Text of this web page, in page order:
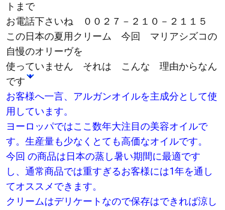
トまで
お電話下さいね ００２７－２１０－２１１５
この日本の夏用クリーム 今回 マリアシズコの
自慢のオリーヴを
使っていません それは こんな 理由からなん
です
お客様へ一言、アルガンオイルを主成分として使
用しています。
ヨーロッパではここ数年大注目の美容オイルで
す。生産量も少なくとても高価なオイルです。
今回 の商品は日本の蒸し暑い期間に最適です
し、通常商品では重すぎるお客様には1年を通し
てオススメできます。
クリームはデリケートなので保存はできれば涼し